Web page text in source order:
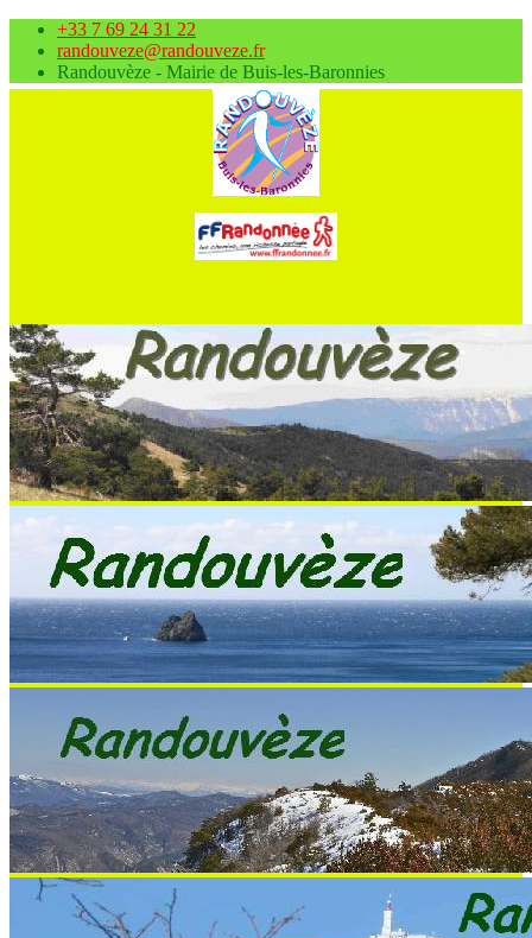
+33 7 69 24 31 22
randouveze@randouveze.fr
Randouvèze - Mairie de Buis-les-Baronnies